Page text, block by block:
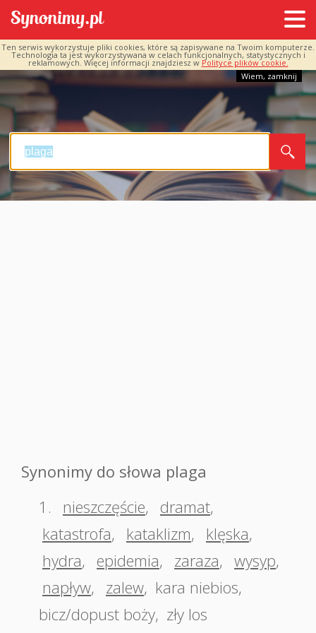
Ten serwis wykorzystuje pliki cookies, które są zapisywane na Twoim komputerze.
Technologia ta jest wykorzystywana w celach funkcjonalnych, statystycznych i
reklamowych. Więcej informacji znajdziesz w Polityce plików cookie.
Wiem, zamknij
Synonimy do słowa plaga
1.
nieszczęście, dramat,
katastrofa, kataklizm, klęska,
hydra, epidemia, zaraza, wysyp,
napływ, zalew, kara niebios,
bicz/dopust boży, zły los